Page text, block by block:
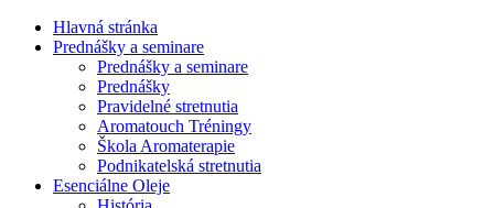
Hlavná stránka
Prednášky a seminare
Prednášky a seminare
Prednášky
Pravidelné stretnutia
Aromatouch Tréningy
Škola Aromaterapie
Podnikatelská stretnutia
Esenciálne Oleje